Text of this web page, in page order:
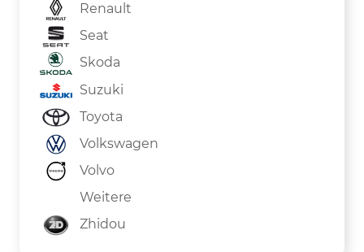
Renault
Seat
Skoda
Suzuki
Toyota
Volkswagen
Volvo
Weitere
Zhidou